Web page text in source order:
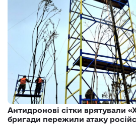
Антидронові сітки врятували
бригади пережили атаку